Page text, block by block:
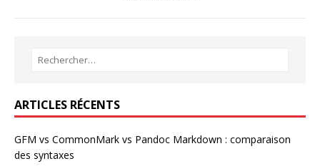
ARTICLES RÉCENTS
GFM vs CommonMark vs Pandoc Markdown : comparaison
des syntaxes